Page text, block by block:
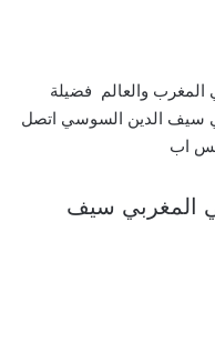
والعالم فضيلة
سيف الدين السوسي اتصل
اب
المغربي سيف